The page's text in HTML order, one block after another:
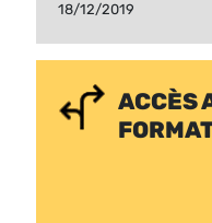
18/12/2019
ACCÈS